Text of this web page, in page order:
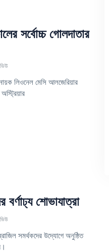
সর্বোচ্চ গোলদাতার
লিওনেল মেসি আলজেরিয়ার
বর্ণাঢ্য শোভাযাত্রা
সমর্থকদের উদ্যোগে অনুষ্ঠিত